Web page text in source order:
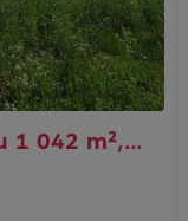
1 042 m²,…